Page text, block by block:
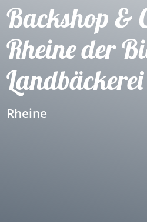
Backshop &
Rheine der
Rheine